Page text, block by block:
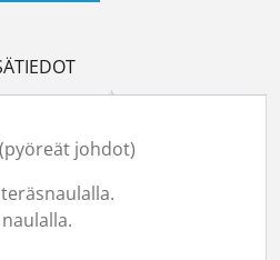
johdot)